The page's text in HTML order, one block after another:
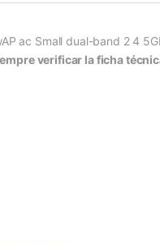
ac Small dual-band 2 4
verificar la ficha